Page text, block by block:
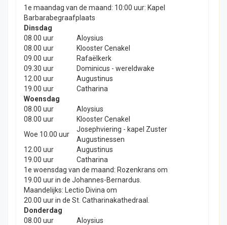
1e maandag van de maand: 10:00 uur: Kapel
Barbarabegraafplaats
Dinsdag
08.00 uur
Aloysius
08.00 uur
Klooster Cenakel
09.00 uur
Rafaëlkerk
09.30 uur
Dominicus - wereldwake
12.00 uur
Augustinus
19.00 uur
Catharina
Woensdag
08.00 uur
Aloysius
08.00 uur
Klooster Cenakel
Woe 10.00 uur
Josephviering - kapel Zuster
Augustinessen
12.00 uur
Augustinus
19.00 uur
Catharina
1e woensdag van de maand: Rozenkrans om
19.00 uur in de Johannes-Bernardus.
Maandelijks: Lectio Divina om
20.00 uur in de St. Catharinakathedraal.
Donderdag
08.00 uur
Aloysius